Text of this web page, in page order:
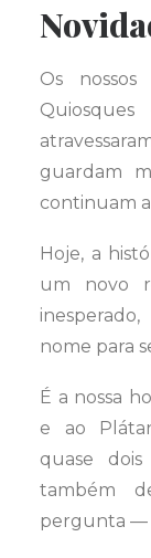
Os
guardam
continuam a
Hoje, a
um novo
nome para
É a nossa
e ao
quase
também
pergunta —